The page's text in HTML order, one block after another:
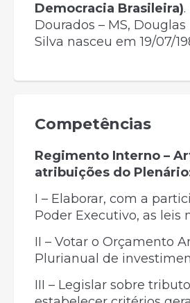
Democracia Brasileira)
Dourados – MS,
Silva nasceu em 19/07/
Competências
Regimento Interno –
atribuições do
I – Elaborar, com a
Poder Executivo, as leis
II – Votar o Orçamento
Plurianual de
III – Legislar sobre